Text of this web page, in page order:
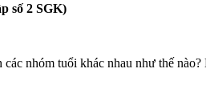
số 2 SGK)
các nhóm tuổi khác nhau như thế